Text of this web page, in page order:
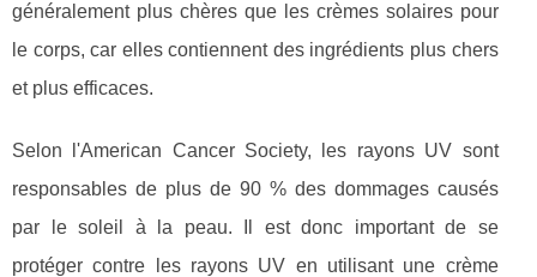
généralement plus chères que les crèmes solaires pour
le corps, car elles contiennent des ingrédients plus chers
et plus efficaces.
Selon l'American Cancer Society, les rayons UV sont
responsables de plus de 90 % des dommages causés
par le soleil à la peau. Il est donc important de se
protéger contre les rayons UV en utilisant une crème